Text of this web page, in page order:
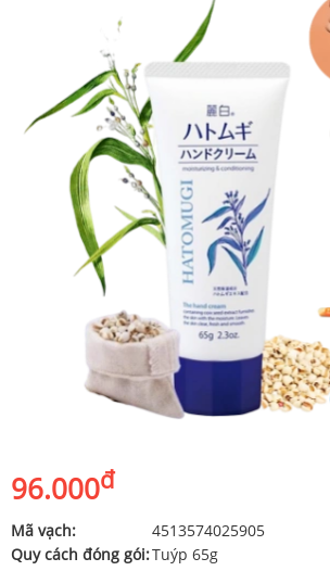
96.000đ
Mã vạch:
4513574025905
Quy cách đóng gói:Tuýp 65g